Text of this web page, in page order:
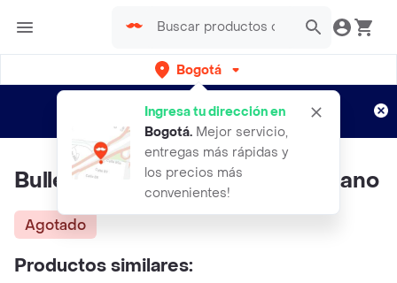
Bogotá
Ingresa tu dirección en
Bogotá. Mejor servicio,
entregas más rápidas y
los precios más
convenientes!
envíos gratis por semanas
Aplican TyC
Bulleit Bourbon Whisky Americano
Agotado
Productos similares: